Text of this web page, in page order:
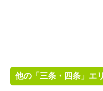
他の「三条・四条」エ